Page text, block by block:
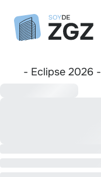
- Eclipse 2026 -